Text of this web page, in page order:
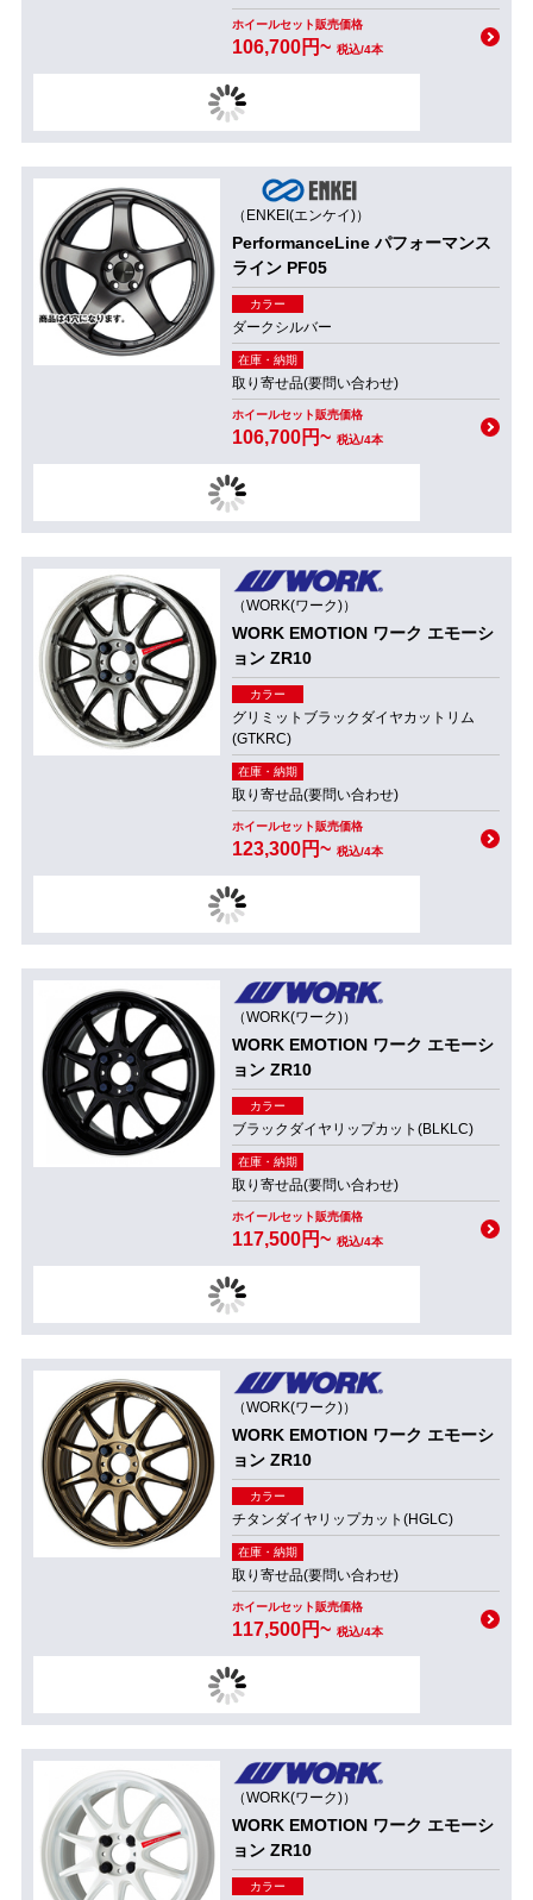
ホイールセット販売価格
106,700円~ 税込/4本
（ENKEI(エンケイ)）
PerformanceLine パフォーマンス
ライン PF05
カラー
ダークシルバー
在庫・納期
取り寄せ品(要問い合わせ)
ホイールセット販売価格
106,700円~ 税込/4本
（WORK(ワーク)）
WORK EMOTION ワーク エモーシ
ョン ZR10
カラー
グリミットブラックダイヤカットリム
(GTKRC)
在庫・納期
取り寄せ品(要問い合わせ)
ホイールセット販売価格
123,300円~ 税込/4本
（WORK(ワーク)）
WORK EMOTION ワーク エモーシ
ョン ZR10
カラー
ブラックダイヤリップカット(BLKLC)
在庫・納期
取り寄せ品(要問い合わせ)
ホイールセット販売価格
117,500円~ 税込/4本
（WORK(ワーク)）
WORK EMOTION ワーク エモーシ
ョン ZR10
カラー
チタンダイヤリップカット(HGLC)
在庫・納期
取り寄せ品(要問い合わせ)
ホイールセット販売価格
117,500円~ 税込/4本
（WORK(ワーク)）
WORK EMOTION ワーク エモーシ
ョン ZR10
カラー